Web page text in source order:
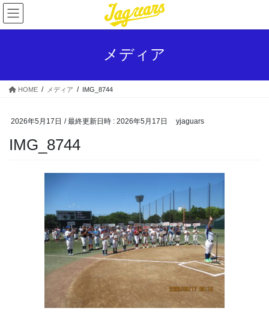
コ
ン
テ
ス
ナ
ビ
ゲ
ン
メディア
HOME メディア IMG_8744
2026年5月17日 / 最終更新日時 : 2026年5月17日 yjaguars
IMG_8744